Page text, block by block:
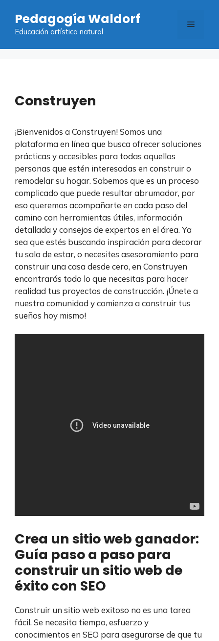
contenido
Pedagogía Waldorf
Educación artística natural
Menú
Construyen
¡Bienvenidos a Construyen! Somos una
plataforma en línea que busca ofrecer soluciones
prácticas y accesibles para todas aquellas
personas que estén interesadas en construir o
remodelar su hogar. Sabemos que es un proceso
complicado que puede resultar abrumador, por
eso queremos acompañarte en cada paso del
camino con herramientas útiles, información
detallada y consejos de expertos en el área. Ya
sea que estés buscando inspiración para decorar
tu sala de estar, o necesites asesoramiento para
construir una casa desde cero, en Construyen
encontrarás todo lo que necesitas para hacer
realidad tus proyectos de construcción. ¡Únete a
nuestra comunidad y comienza a construir tus
sueños hoy mismo!
Crea un sitio web ganador:
Guía paso a paso para
construir un sitio web de
éxito con SEO
Construir un sitio web exitoso no es una tarea
fácil. Se necesita tiempo, esfuerzo y
conocimientos en SEO para asegurarse de que tu